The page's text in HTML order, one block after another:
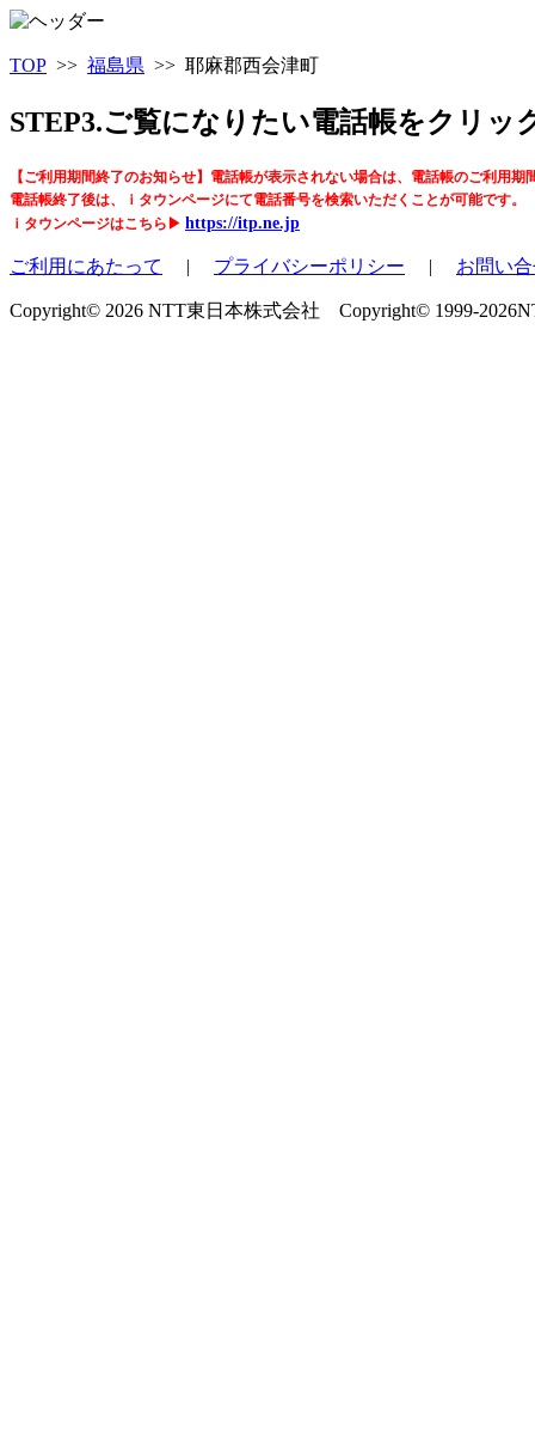
TOP >> 福島県 >> 耶麻郡西会津町
STEP3.ご覧になりたい電話帳をクリッ
【ご利用期間終了のお知らせ】電話帳が表示されない場合は、電話帳のご利用期
電話帳終了後は、ｉタウンページにて電話番号を検索いただくことが可能です。
ｉタウンページはこちら▶ https://itp.ne.jp
ご利用にあたって | プライバシーポリシー | お問い
Copyright© 2026 NTT東日本株式会社 Copyright© 1999-